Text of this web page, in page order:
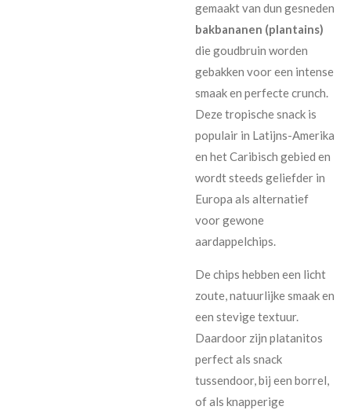
gemaakt van dun gesneden
bakbananen (plantains)
die goudbruin worden
gebakken voor een intense
smaak en perfecte crunch.
Deze tropische snack is
populair in Latijns-Amerika
en het Caribisch gebied en
wordt steeds geliefder in
Europa als alternatief
voor gewone
aardappelchips.
De chips hebben een licht
zoute, natuurlijke smaak en
een stevige textuur.
Daardoor zijn platanitos
perfect als snack
tussendoor, bij een borrel,
of als knapperige